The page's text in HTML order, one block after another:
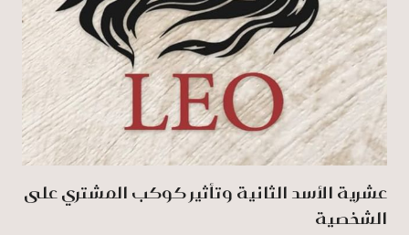
عشرية الأسد الثانية وتأثير كوكب المشتري على
الشخصية